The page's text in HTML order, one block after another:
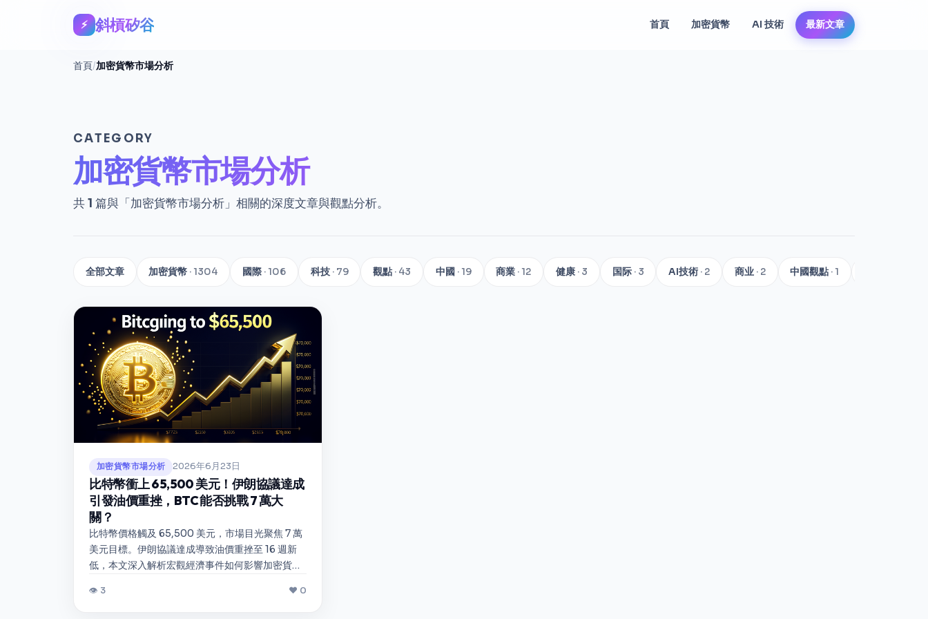
⚡ 斜槓矽谷 首頁 加密貨幣 AI 技術 最新文章
首頁/加密貨幣市場分析
CATEGORY
加密貨幣市場分析
共1 篇與「加密貨幣市場分析」相關的深度文章與觀點分析。
全部文章 加密貨幣 · 1304 國際 · 106 科技 · 79 觀點 · 43 中國 · 19 商業 · 12 健康 · 3 国际 · 3 AI技術 · 2 商业 · 2 中國觀點 · 1
加密貨幣市場分析 2026年6月23日
比特幣衝上 65,500 美元！伊朗協議達成
引發油價重挫，BTC 能否挑戰 7 萬大
關？
比特幣價格觸及 65,500 美元，市場目光聚焦 7 萬
美元目標。伊朗協議達成導致油價重挫至 16 週新
低，本文深入解析宏觀經濟事件如何影響加密貨幣
👁 3 ❤ 0